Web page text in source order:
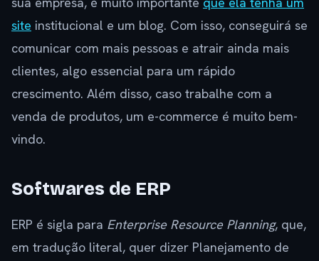
site institucional e um blog. Com isso, conseguirá se
comunicar com mais pessoas e atrair ainda mais
clientes, algo essencial para um rápido
crescimento. Além disso, caso trabalhe com a
venda de produtos, um e-commerce é muito bem-
vindo.
Softwares de ERP
ERP é sigla para Enterprise Resource Planning, que,
em tradução literal, quer dizer Planejamento de